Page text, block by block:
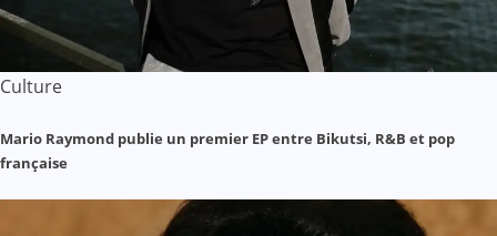
Culture
Mario Raymond publie un premier EP entre Bikutsi, R&B et pop
française